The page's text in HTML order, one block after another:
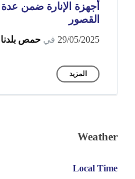
أجهزة الإنارة ضمن
القصور
29/05/2025 في حمص بلدنا
المزيد
Weather
Local Time